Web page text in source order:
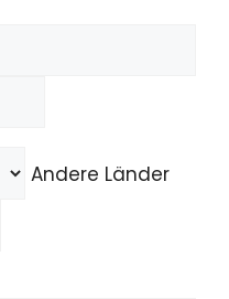
Andere Länder